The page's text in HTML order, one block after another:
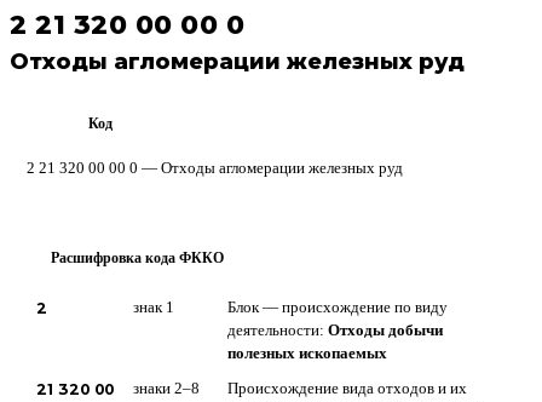
2 21 320 00 00 0
Отходы агломерации железных руд
Код
2 21 320 00 00 0 — Отходы агломерации железных руд
Расшифровка кода ФККО
2 знак 1
Блок — происхождение по виду
деятельности: Отходы добычи
полезных ископаемых
21 320 00 знаки 2–8
Происхождение вида отходов и их